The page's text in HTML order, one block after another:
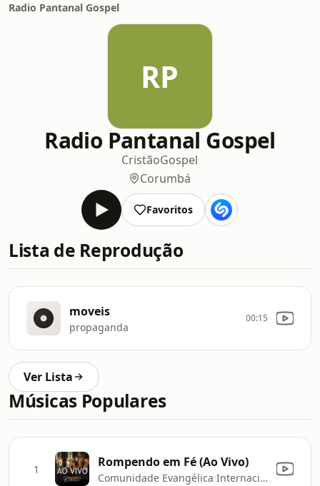
Radio Pantanal Gospel
RP
Radio Pantanal Gospel
CristãoGospel
Corumbá
Favoritos
Lista de Reprodução
moveis
propaganda
00:15
Ver Lista
Músicas Populares
1 Rompendo em Fé (Ao Vivo)
Comunidade Evangélica Internacional da Zona Sul